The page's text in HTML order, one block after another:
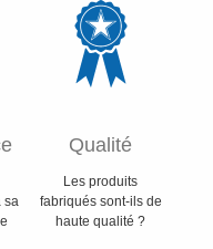
sa
Qualité
Les produits
fabriqués sont-ils de
haute qualité ?